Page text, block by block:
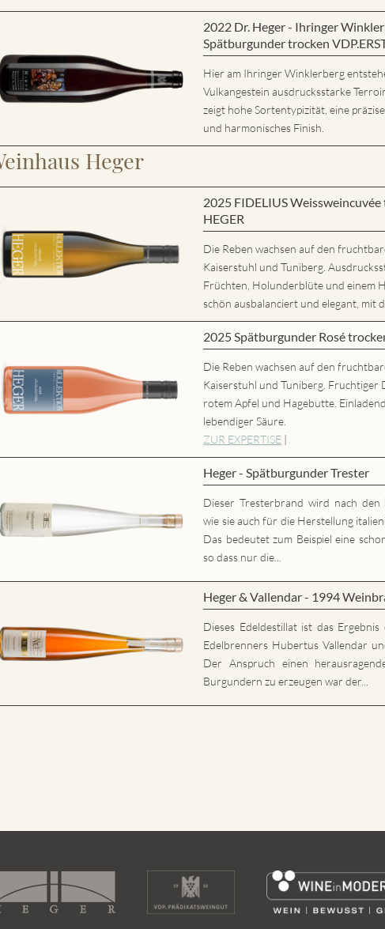
2022 Dr. Heger - Ihringer
Spätburgunder trocken
Hier am Ihringer Winklerberg
Vulkangestein ausdrucksstarke
zeigt hohe Sortentypizität, eine
und harmonisches Finish.
Heger
2025 FIDELIUS
HEGER
Die Reben wachsen auf den
Kaiserstuhl und Tuniberg.
Früchten, Holunderblüte und einem
schön ausbalanciert und elegant, mit
2025 Spätburgunder Rosé
Die Reben wachsen auf den
Kaiserstuhl und Tuniberg. Fruchtiger
rotem Apfel und Hagebutte.
lebendiger Säure.
ZUR EXPERTISE |
Heger - Spätburgunder Trester
Dieser Tresterbrand wird nach den
wie sie auch für die Herstellung
Das bedeutet zum Beispiel eine
so dass nur die...
Heger & Vallendar - 1994
Dieses Edeldestillat ist das
Edelbrenners Hubertus Vallendar
Der Anspruch einen
Burgundern zu erzeugen war der...